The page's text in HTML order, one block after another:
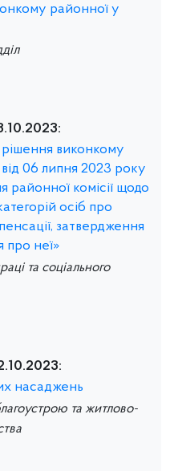
районної у
виконкому
06 липня 2023 року
комісії щодо
осіб про
затвердження
про неї»
та соціального
насаджень
та житлово-